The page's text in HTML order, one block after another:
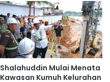
Shalahuddin Mulai Menata
Kawasan Kumuh Kelurahan